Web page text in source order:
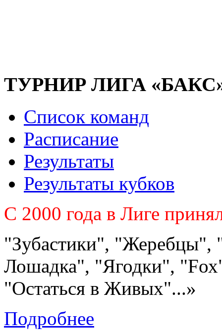
ТУРНИР ЛИГА
Список команд
Расписание
Результаты
Результаты кубков
C 2000 года в Лиге
"Зубастики", "Жеребцы",
Лошадка", "Ягодки",
"Остаться в Живых"...»
Подробнее